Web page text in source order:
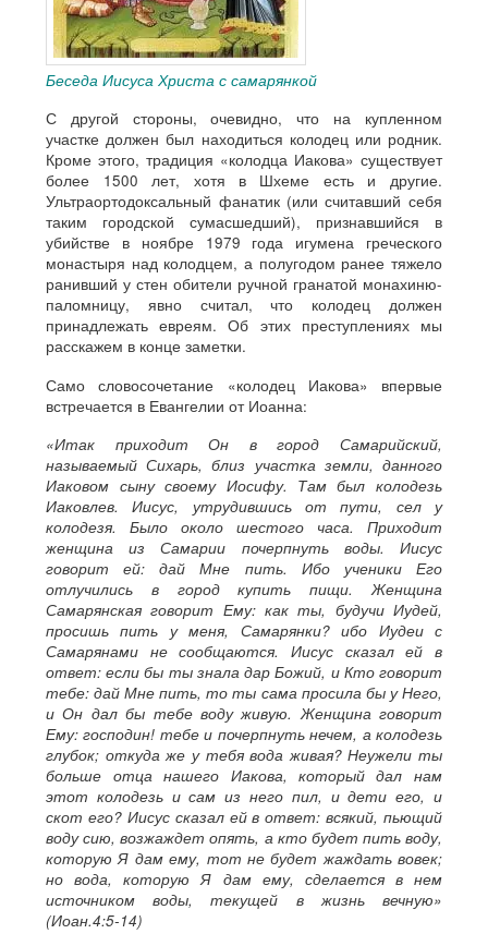
Беседа Иисуса Христа с самарянкой
С другой стороны, очевидно, что на купленном
участке должен был находиться колодец или родник.
Кроме этого, традиция «колодца Иакова» существует
более 1500 лет, хотя в Шхеме есть и другие.
Ультраортодоксальный фанатик (или считавший себя
таким городской сумасшедший), признавшийся в
убийстве в ноябре 1979 года игумена греческого
монастыря над колодцем, а полугодом ранее тяжело
ранивший у стен обители ручной гранатой монахиню-
паломницу, явно считал, что колодец должен
принадлежать евреям. Об этих преступлениях мы
расскажем в конце заметки.
Само словосочетание «колодец Иакова» впервые
встречается в Евангелии от Иоанна:
«Итак приходит Он в город Самарийский,
называемый Сихарь, близ участка земли, данного
Иаковом сыну своему Иосифу. Там был колодезь
Иаковлев. Иисус, утрудившись от пути, сел у
колодезя. Было около шестого часа. Приходит
женщина из Самарии почерпнуть воды. Иисус
говорит ей: дай Мне пить. Ибо ученики Его
отлучились в город купить пищи. Женщина
Самарянская говорит Ему: как ты, будучи Иудей,
просишь пить у меня, Самарянки? ибо Иудеи с
Самарянами не сообщаются. Иисус сказал ей в
ответ: если бы ты знала дар Божий, и Кто говорит
тебе: дай Мне пить, то ты сама просила бы у Него,
и Он дал бы тебе воду живую. Женщина говорит
Ему: господин! тебе и почерпнуть нечем, а колодезь
глубок; откуда же у тебя вода живая? Неужели ты
больше отца нашего Иакова, который дал нам
этот колодезь и сам из него пил, и дети его, и
скот его? Иисус сказал ей в ответ: всякий, пьющий
воду сию, возжаждет опять, а кто будет пить воду,
которую Я дам ему, тот не будет жаждать вовек;
но вода, которую Я дам ему, сделается в нем
источником воды, текущей в жизнь вечную»
(Иоан.4:5-14)